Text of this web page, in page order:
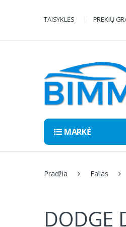
TAISYKLĖS PREKIŲ
MARKĖ
Pradžia Failas
DODGE